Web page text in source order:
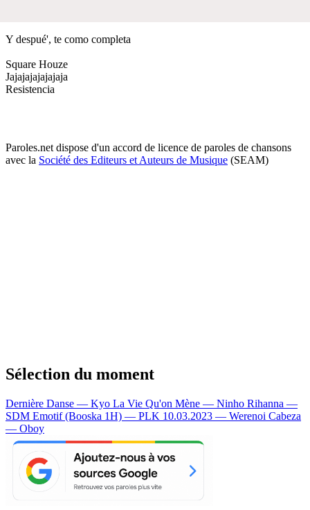
Y despué', te como completa
Square Houze
Jajajajajajajaja
Resistencia
Paroles.net dispose d'un accord de licence de paroles de chansons
avec la Société des Editeurs et Auteurs de Musique (SEAM)
Sélection du moment
Dernière Danse — Kyo La Vie Qu'on Mène — Ninho Rihanna —
SDM Emotif (Booska 1H) — PLK 10.03.2023 — Werenoi Cabeza
— Oboy